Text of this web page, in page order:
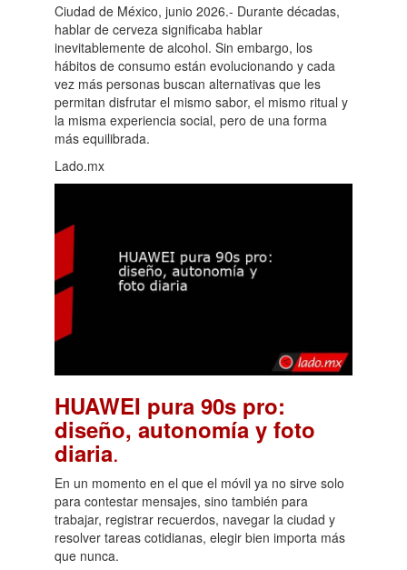
Ciudad de México, junio 2026.- Durante décadas,
hablar de cerveza significaba hablar
inevitablemente de alcohol. Sin embargo, los
hábitos de consumo están evolucionando y cada
vez más personas buscan alternativas que les
permitan disfrutar el mismo sabor, el mismo ritual y
la misma experiencia social, pero de una forma
más equilibrada.
Lado.mx
HUAWEI pura 90s pro:
diseño, autonomía y foto
diaria.
En un momento en el que el móvil ya no sirve solo
para contestar mensajes, sino también para
trabajar, registrar recuerdos, navegar la ciudad y
resolver tareas cotidianas, elegir bien importa más
que nunca.